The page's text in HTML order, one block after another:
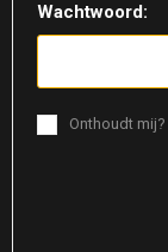
Wachtwoord:
Onthoudt mij?